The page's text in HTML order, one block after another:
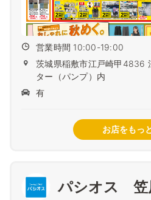
営業時間 10:00-19:00
茨城県稲敷市江戸崎甲4836
ター（パンプ）内
有
お店をもっ
パシオス 笠